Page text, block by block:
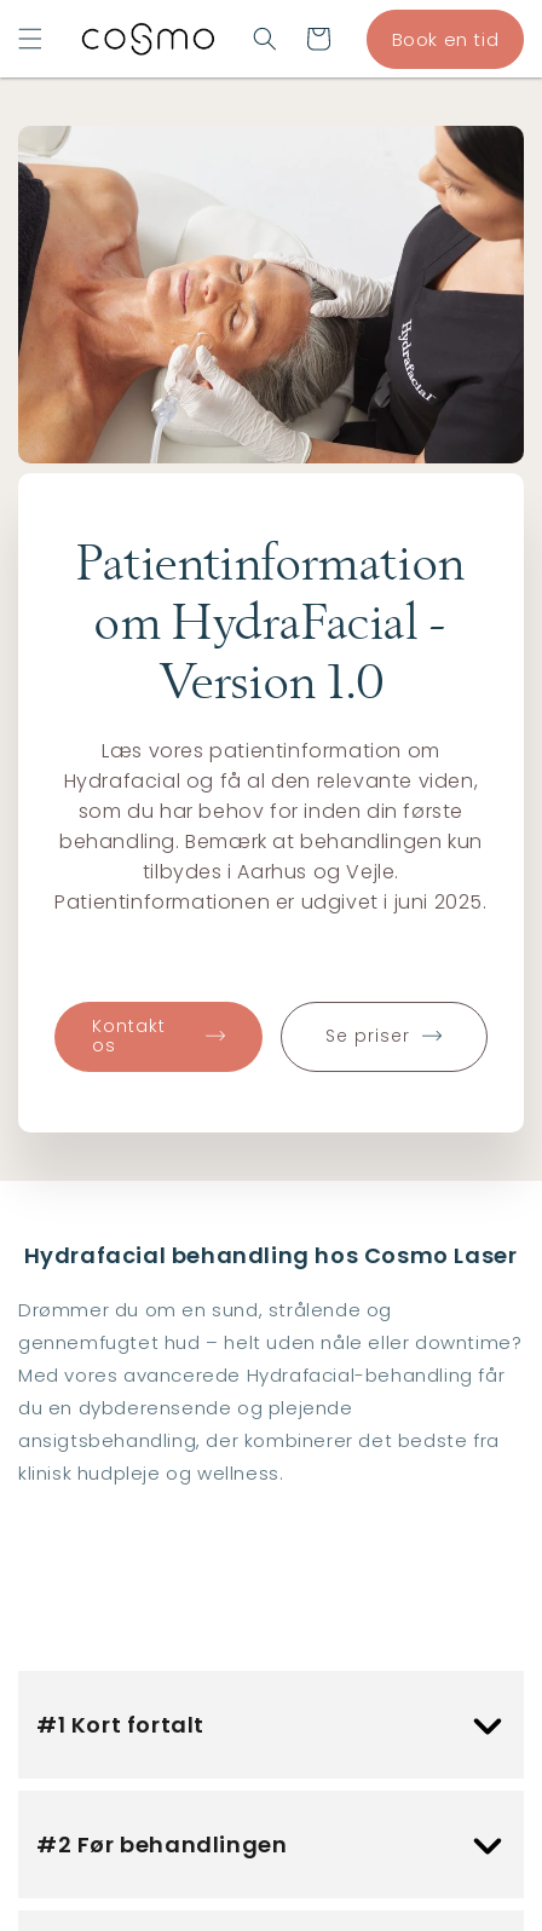
INDHOLD
Indkøbskurv Book en tid
Patientinformation
om HydraFacial -
Version 1.0
Læs vores patientinformation om
Hydrafacial og få al den relevante viden,
som du har behov for inden din første
behandling. Bemærk at behandlingen kun
tilbydes i Aarhus og Vejle.
Patientinformationen er udgivet i juni 2025.
Kontakt
os
Se priser
Hydrafacial behandling hos Cosmo Laser
Drømmer du om en sund, strålende og
gennemfugtet hud – helt uden nåle eller downtime?
Med vores avancerede Hydrafacial-behandling får
du en dybderensende og plejende
ansigtsbehandling, der kombinerer det bedste fra
klinisk hudpleje og wellness.
#1 Kort fortalt
#2 Før behandlingen